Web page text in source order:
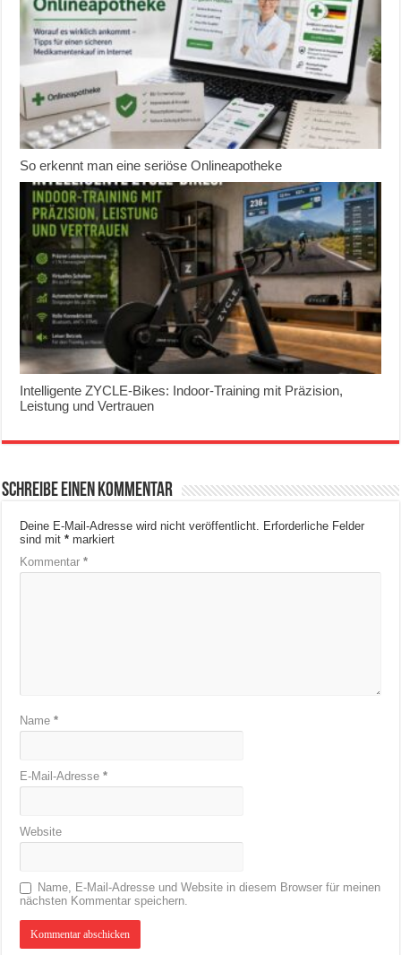
So erkennt man eine seriöse Onlineapotheke
Intelligente ZYCLE-Bikes: Indoor-Training mit Präzision,
Leistung und Vertrauen
Schreibe einen Kommentar
Deine E-Mail-Adresse wird nicht veröffentlicht. Erforderliche Felder
sind mit* markiert
Kommentar*
Name*
E-Mail-Adresse*
Website
Name, E-Mail-Adresse und Website in diesem Browser für meinen
nächsten Kommentar speichern.